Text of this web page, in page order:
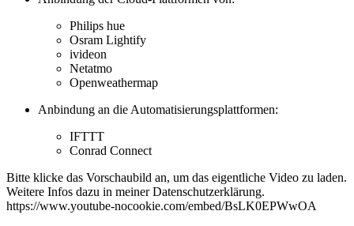
Philips hue
Osram Lightify
ivideon
Netatmo
Openweathermap
Anbindung an die Automatisierungsplattformen:
IFTTT
Conrad Connect
Bitte klicke das Vorschaubild an, um das eigentliche Video zu laden.
Weitere Infos dazu in meinerDatenschutzerklärung.
https://www.youtube-nocookie.com/embed/BsLK0EPWwOA